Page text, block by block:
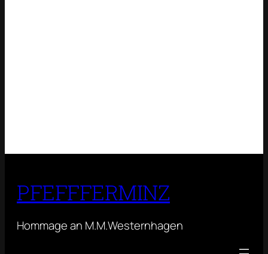
PFEFFFERMINZ
Hommage an M.M.Westernhagen